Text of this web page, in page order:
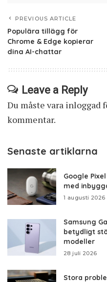
PREVIOUS ARTICLE
Populära tillägg för
Chrome & Edge kopierar
dina AI-chattar
Leave a Reply
Du måste vara inloggad
kommentar.
Senaste artiklarna
Google
med
1 augusti 2026
Samsung
betydligt
modeller
28 juli 2026
Stora